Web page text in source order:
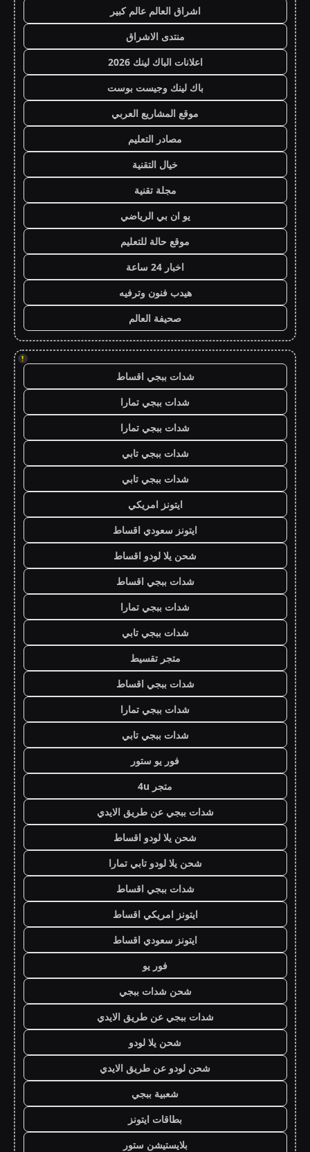
اشراق العالم عالم كبير
منتدى الاشراق
اعلانات الباك لينك 2026
باك لينك وجيست بوست
موقع المشاريع العربي
مصادر التعليم
خيال التقنية
مجلة تقنية
يو ان بي الرياضي
موقع حالة للتعليم
اخبار 24 ساعة
هيدب فنون وترفيه
صحيفة العالم
!
شدات ببجي اقساط
شدات ببجي تمارا
شدات ببجي تمارا
شدات ببجي تابي
شدات ببجي تابي
ايتونز امريكي
ايتونز سعودي اقساط
شحن يلا لودو اقساط
شدات ببجي اقساط
شدات ببجي تمارا
شدات ببجي تابي
متجر تقسيط
شدات ببجي اقساط
شدات ببجي تمارا
شدات ببجي تابي
فور يو ستور
متجر 4u
شدات ببجي عن طريق الايدي
شحن يلا لودو اقساط
شحن يلا لودو تابي تمارا
شدات ببجي اقساط
ايتونز امريكي اقساط
ايتونز سعودي اقساط
فور يو
شحن شدات ببجي
شدات ببجي عن طريق الايدي
شحن يلا لودو
شحن لودو عن طريق الايدي
شعبية ببجي
بطاقات ايتونز
بلايستيشن ستور